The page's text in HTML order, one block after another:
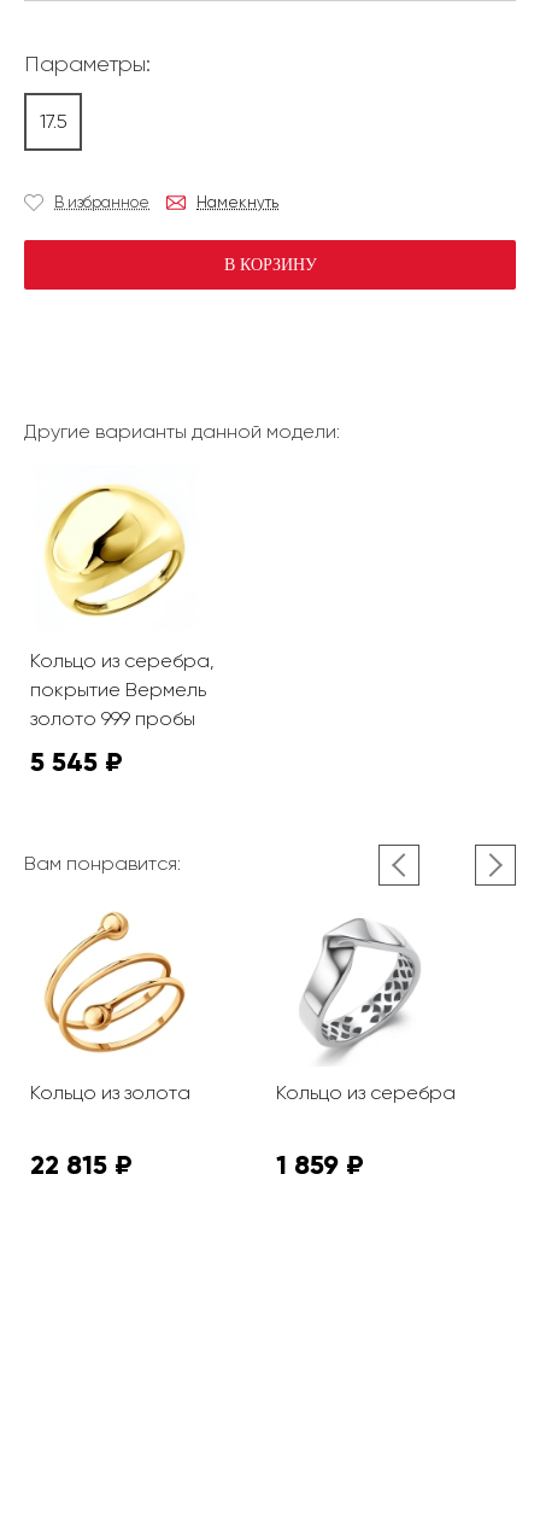
Параметры:
17.5
В избранное Намекнуть
В КОРЗИНУ
Другие варианты данной модели:
Кольцо из серебра,
покрытие Вермель
золото 999 пробы
5 545 ₽
Вам понравится:
Кольцо из золота
22 815 ₽
Кольцо из серебра
1 859 ₽